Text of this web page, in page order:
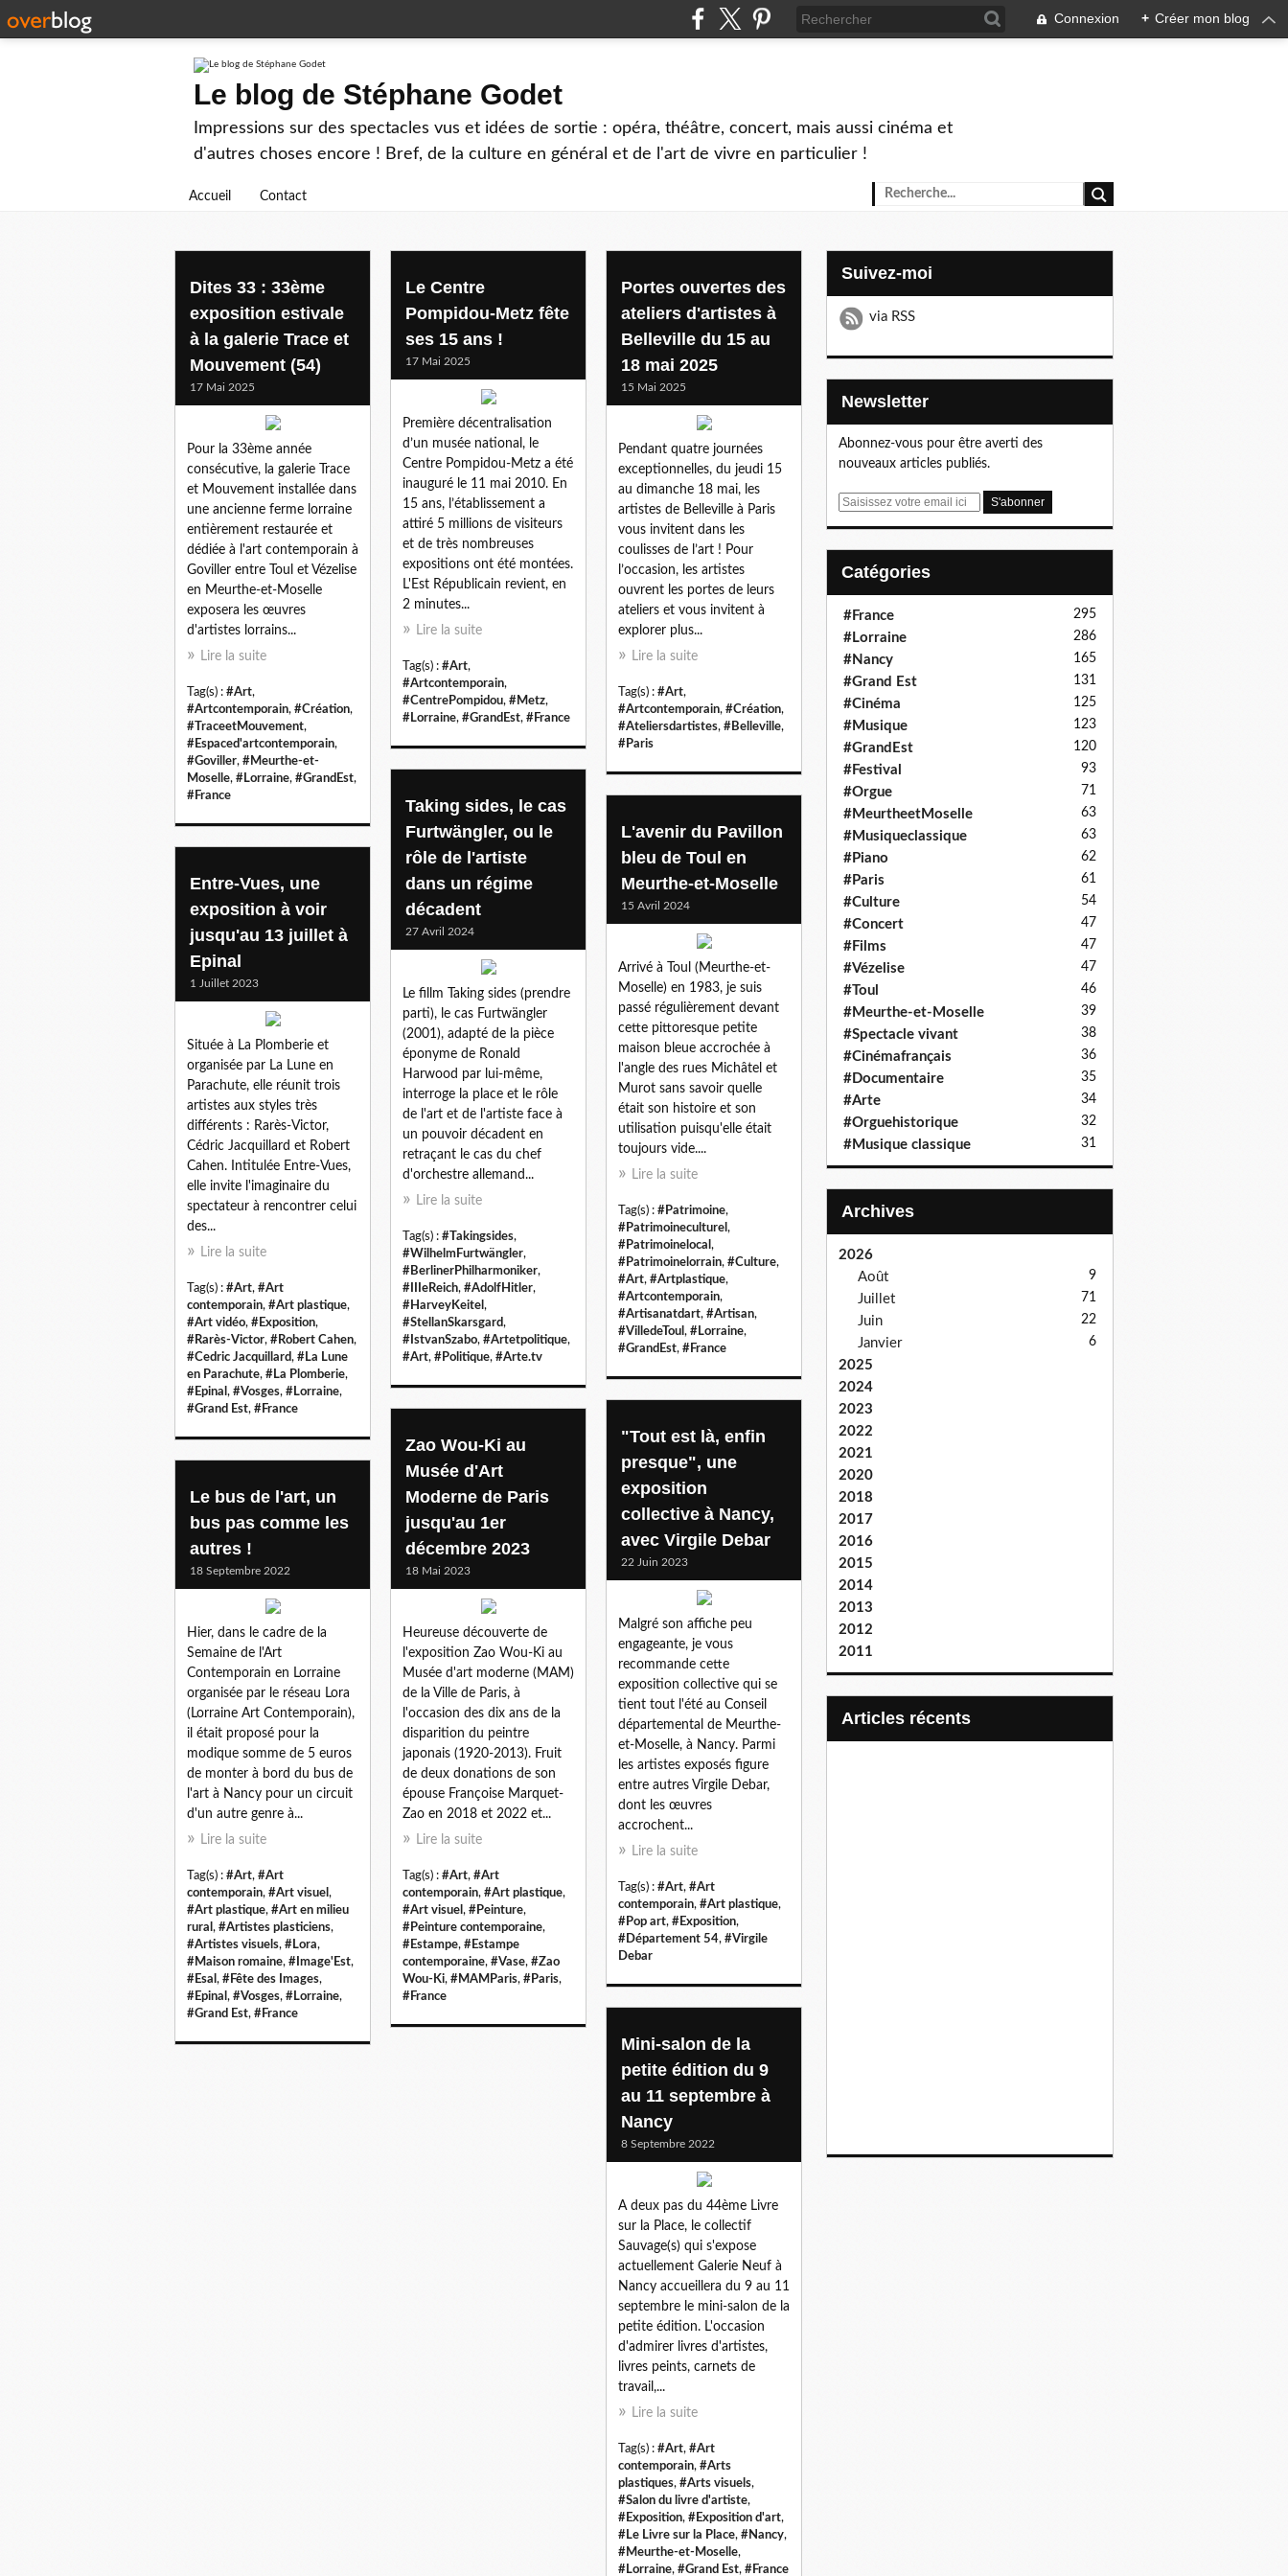
Connexion + Créer mon blog
Le blog de Stéphane Godet
Impressions sur des spectacles vus et idées de sortie : opéra, théâtre, concert, mais aussi cinéma et
d'autres choses encore ! Bref, de la culture en général et de l'art de vivre en particulier !
Accueil Contact
art
Dites 33 : 33ème
exposition estivale
à la galerie Trace et
Mouvement (54)
17 Mai 2025
Pour la 33ème année
consécutive, la galerie Trace
et Mouvement installée dans
une ancienne ferme lorraine
entièrement restaurée et
dédiée à l'art contemporain à
Goviller entre Toul et Vézelise
en Meurthe-et-Moselle
exposera les œuvres
d'artistes lorrains...
Lire la suite
Tag(s) : #Art,
#Artcontemporain, #Création,
#TraceetMouvement,
#Espaced'artcontemporain,
#Goviller, #Meurthe-et-
Moselle, #Lorraine, #GrandEst,
#France
Le Centre
Pompidou-Metz fête
ses 15 ans !
17 Mai 2025
Première décentralisation
d’un musée national, le
Centre Pompidou-Metz a été
inauguré le 11 mai 2010. En
15 ans, l’établissement a
attiré 5 millions de visiteurs
et de très nombreuses
expositions ont été montées.
L'Est Républicain revient, en
2 minutes...
Lire la suite
Tag(s) : #Art,
#Artcontemporain,
#CentrePompidou, #Metz,
#Lorraine, #GrandEst, #France
Portes ouvertes des
ateliers d'artistes à
Belleville du 15 au
18 mai 2025
15 Mai 2025
Pendant quatre journées
exceptionnelles, du jeudi 15
au dimanche 18 mai, les
artistes de Belleville à Paris
vous invitent dans les
coulisses de l’art ! Pour
l’occasion, les artistes
ouvrent les portes de leurs
ateliers et vous invitent à
explorer plus...
Lire la suite
Tag(s) : #Art,
#Artcontemporain, #Création,
#Ateliersdartistes, #Belleville,
#Paris
Taking sides, le cas
Furtwängler, ou le
rôle de l'artiste
dans un régime
décadent
27 Avril 2024
Le fillm Taking sides (prendre
parti), le cas Furtwängler
(2001), adapté de la pièce
éponyme de Ronald
Harwood par lui-même,
interroge la place et le rôle
de l'art et de l'artiste face à
un pouvoir décadent en
retraçant le cas du chef
d'orchestre allemand...
Lire la suite
Tag(s) : #Takingsides,
#WilhelmFurtwängler,
#BerlinerPhilharmoniker,
#IIIeReich, #AdolfHitler,
#HarveyKeitel ,
#StellanSkarsgard,
#IstvanSzabo, #Artetpolitique,
#Art, #Politique, #Arte.tv
L'avenir du Pavillon
bleu de Toul en
Meurthe-et-Moselle
15 Avril 2024
Arrivé à Toul (Meurthe-et-
Moselle) en 1983, je suis
passé régulièrement devant
cette pittoresque petite
maison bleue accrochée à
l'angle des rues Michâtel et
Murot sans savoir quelle
était son histoire et son
utilisation puisqu'elle était
toujours vide....
Lire la suite
Tag(s) : #Patrimoine,
#Patrimoineculturel ,
#Patrimoinelocal ,
#Patrimoinelorrain, #Culture,
#Art, #Artplastique,
#Artcontemporain,
#Artisanatdart, #Artisan,
#VilledeToul , #Lorraine,
#GrandEst, #France
Entre-Vues, une
exposition à voir
jusqu'au 13 juillet à
Epinal
1 Juillet 2023
Située à La Plomberie et
organisée par La Lune en
Parachute, elle réunit trois
artistes aux styles très
différents : Rarès-Victor,
Cédric Jacquillard et Robert
Cahen. Intitulée Entre-Vues,
elle invite l'imaginaire du
spectateur à rencontrer celui
des...
Lire la suite
Tag(s) : #Art, #Art
contemporain, #Art plastique,
#Art vidéo, #Exposition,
#Rarès-Victor, #Robert Cahen,
#Cedric Jacquillard, #La Lune
en Parachute, #La Plomberie,
#Epinal , #Vosges, #Lorraine,
#Grand Est, #France
"Tout est là, enfin
presque", une
exposition
collective à Nancy,
avec Virgile Debar
22 Juin 2023
Malgré son affiche peu
engageante, je vous
recommande cette
exposition collective qui se
tient tout l'été au Conseil
départemental de Meurthe-
et-Moselle, à Nancy. Parmi
les artistes exposés figure
entre autres Virgile Debar,
dont les œuvres
accrochent...
Lire la suite
Tag(s) : #Art, #Art
contemporain, #Art plastique,
#Pop art, #Exposition,
#Département 54, #Virgile
Debar
Zao Wou-Ki au
Musée d'Art
Moderne de Paris
jusqu'au 1er
décembre 2023
18 Mai 2023
Heureuse découverte de
l'exposition Zao Wou-Ki au
Musée d'art moderne (MAM)
de la Ville de Paris, à
l'occasion des dix ans de la
disparition du peintre
japonais (1920-2013). Fruit
de deux donations de son
épouse Françoise Marquet-
Zao en 2018 et 2022 et...
Lire la suite
Tag(s) : #Art, #Art
contemporain, #Art plastique,
#Art visuel , #Peinture,
#Peinture contemporaine,
#Estampe, #Estampe
contemporaine, #Vase, #Zao
Wou-Ki, #MAMParis, #Paris,
#France
Le bus de l'art, un
bus pas comme les
autres !
18 Septembre 2022
Hier, dans le cadre de la
Semaine de l'Art
Contemporain en Lorraine
organisée par le réseau Lora
(Lorraine Art Contemporain),
il était proposé pour la
modique somme de 5 euros
de monter à bord du bus de
l'art à Nancy pour un circuit
d'un autre genre à...
Lire la suite
Tag(s) : #Art, #Art
contemporain, #Art visuel ,
#Art plastique, #Art en milieu
rural , #Artistes plasticiens,
#Artistes visuels, #Lora,
#Maison romaine, #Image'Est,
#Esal , #Fête des Images,
#Epinal , #Vosges, #Lorraine,
#Grand Est, #France
Mini-salon de la
petite édition du 9
au 11 septembre à
Nancy
8 Septembre 2022
A deux pas du 44ème Livre
sur la Place, le collectif
Sauvage(s) qui s'expose
actuellement Galerie Neuf à
Nancy accueillera du 9 au 11
septembre le mini-salon de la
petite édition. L'occasion
d'admirer livres d'artistes,
livres peints, carnets de
travail,...
Lire la suite
Tag(s) : #Art, #Art
contemporain, #Arts
plastiques, #Arts visuels,
#Salon du livre d'artiste,
#Exposition, #Exposition d'art,
#Le Livre sur la Place, #Nancy,
#Meurthe-et-Moselle,
#Lorraine, #Grand Est, #France
Suivez-moi
via RSS
Newsletter
Abonnez-vous pour être averti des
nouveaux articles publiés.
E
Catégories
#France 295
#Lorraine 286
#Nancy 165
#Grand Est 131
#Cinéma 125
#Musique 123
#GrandEst 120
#Festival 93
#Orgue 71
#MeurtheetMoselle 63
#Musiqueclassique 63
#Piano 62
#Paris 61
#Culture 54
#Concert 47
#Films 47
#Vézelise 47
#Toul 46
#Meurthe-et-Moselle 39
#Spectacle vivant 38
#Cinémafrançais 36
#Documentaire 35
#Arte 34
#Orguehistorique 32
#Musique classique 31
Archives
2026
Août
9
Juillet 71
Juin 22
Janvier 6
2025
2024
2023
2022
2021
2020
2018
2017
2016
2015
2014
2013
2012
2011
articles récents